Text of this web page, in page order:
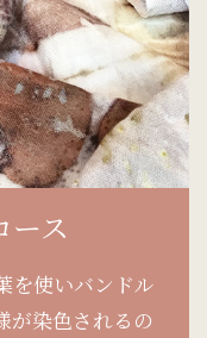
ース
を使いバンドル
が染色されるの